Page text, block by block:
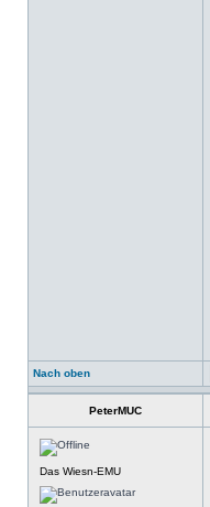
Nach oben
PeterMUC
Das Wiesn-EMU